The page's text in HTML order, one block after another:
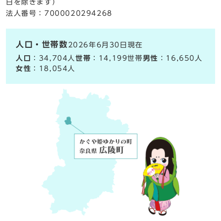
日を除きます）
法人番号：7000020294268
人口・世帯数 2026年6月30日現在
人口
：34,704人世帯 ：14,199世帯男性 ：16,650人
女性 ：18,054人